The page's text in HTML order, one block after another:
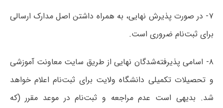
۷- در صورت پذیرش نهایی، به همراه داشتن اصل مدارک ارسالی
برای ثبت‌نام ضروری است.
۸- اسامی پذیرفته‌شدگان نهایی از طریق سایت معاونت آموزشی
و تحصیلات تکمیلی دانشگاه ولایت برای ثبت‌نام اعلام خواهد
شد. بدیهی است عدم مراجعه و ثبت‌نام در موعد مقرر (که